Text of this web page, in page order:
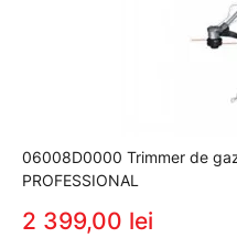
06008D0000 Trimmer de
PROFESSIONAL
2 399,00 lei